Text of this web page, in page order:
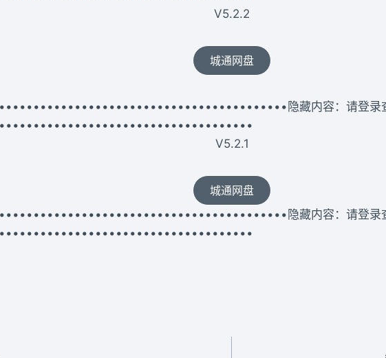
V5.2.2
城通网盘
隐藏内容：请登录
V5.2.1
城通网盘
隐藏内容：请登录